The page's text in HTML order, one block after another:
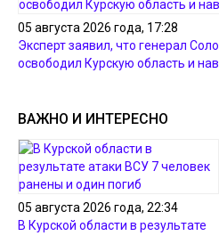
05 августа 2026 года, 17:28
Эксперт заявил, что генерал
освободил Курскую область и
ВАЖНО И ИНТЕРЕСНО
05 августа 2026 года, 22:34
В Курской области в результате